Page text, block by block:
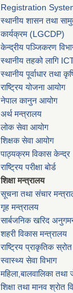
Registration
स्थानीय शासन तथा
कार्यक्रम (LGCDP)
केन्द्रीय पञ्जिकरण
स्थानीय तहको लागि
स्थानीय पूर्वाधार तथा
राष्ट्रिय योजना आयोग
नेपाल कानुन आयोग
अर्थ मन्त्रालय
लोक सेवा आयोग
शिक्षक सेवा आयोग
पाठ्यक्रम विकास केन्द्र
राष्ट्रिय परीक्षा बोर्ड
शिक्षा मन्त्रालय
सूचना तथा संचार
गृह मन्त्रालय
सार्बजनिक खरिद
शहरी विकास मन्त्रालय
राष्ट्रिय प्राकृतिक
स्वास्थ्य सेवा विभाग
महिला,बालवालिका तथा
शिक्षा तथा मानव श्राेत